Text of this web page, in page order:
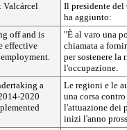
Valcárcel
Il presidente
ha aggiunto:
off and is
effective
"È al varo una
chiamata a
per sostenere la
l'occupazione.
a
2020
Le regioni e le
una corsa
l'attuazione dei
inizi l'anno